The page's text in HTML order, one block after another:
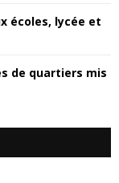
écoles, lycée et
de quartiers mis